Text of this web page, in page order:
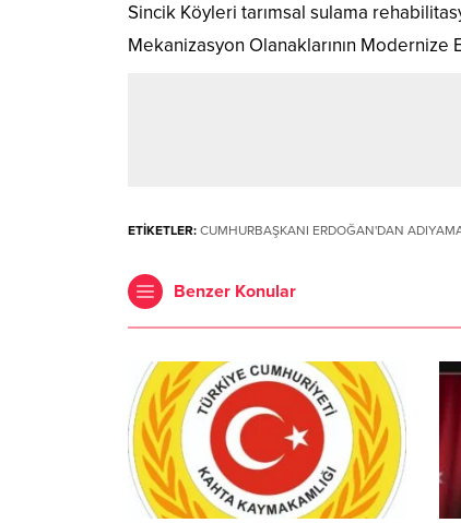
Sincik Köyleri tarımsal sulama
Mekanizasyon Olanaklarının
ETİKETLER: CUMHURBAŞKANI ERDOĞAN'DAN
Benzer Konular